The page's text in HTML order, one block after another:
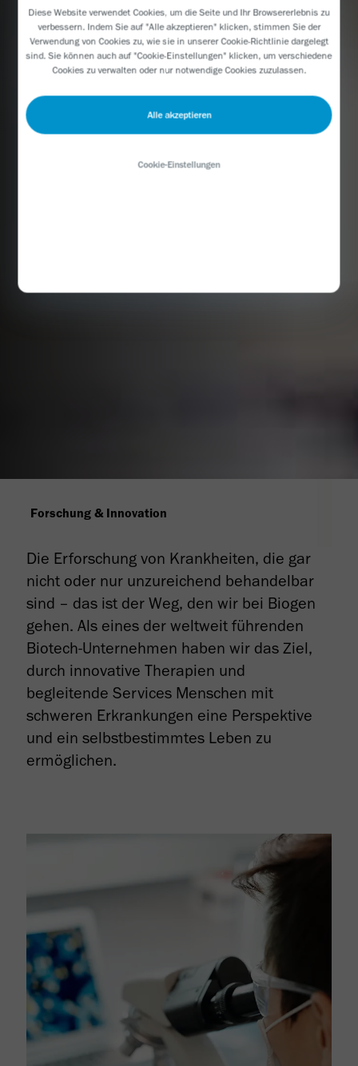
Diese Website verwendet Cookies, um die Seite und Ihr Browsererlebnis zu
verbessern. Indem Sie auf "Alle akzeptieren" klicken, stimmen Sie der
Verwendung von Cookies zu, wie sie in unsererCookie-Richtliniedargelegt
sind. Sie können auch auf "Cookie-Einstellungen" klicken, um verschiedene
Cookies zu verwalten oder nur notwendige Cookies zuzulassen.
Alle akzeptieren
Cookie-Einstellungen
Forschung & Innovation
Die Erforschung von Krankheiten, die gar
nicht oder nur unzureichend behandelbar
sind – das ist der Weg, den wir bei Biogen
gehen. Als eines der weltweit führenden
Biotech-Unternehmen haben wir das Ziel,
durch innovative Therapien und
begleitende Services Menschen mit
schweren Erkrankungen eine Perspektive
und ein selbstbestimmtes Leben zu
ermöglichen.